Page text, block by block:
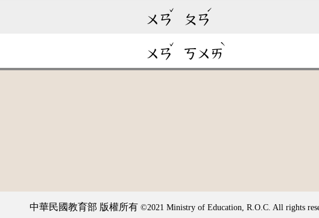
ㄨㄢ
ˇ
ㄆㄢ
ˊ
ㄨㄢ
ˇ
ㄎㄨㄞ
ˋ
中華民國教育部 版權所有 ©2021 Ministry of Education, R.O.C. All rights